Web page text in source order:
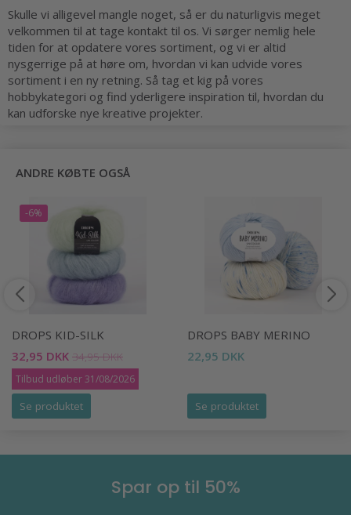
Skulle vi alligevel mangle noget, så er du naturligvis meget
velkommen til at tage kontakt til os. Vi sørger nemlig hele
tiden for at opdatere vores sortiment, og vi er altid
nysgerrige på at høre om, hvordan vi kan udvide vores
sortiment i en ny retning. Så tag et kig på vores
hobbykategori og find yderligere inspiration til, hvordan du
kan udforske nye kreative projekter.
ANDRE KØBTE OGSÅ
-6%
DROPS KID-SILK
32,95 DKK 34,95 DKK
Tilbud udløber 31/08/2026
Se produktet
DROPS BABY MERINO
22,95 DKK
Se produktet
Spar op til 50%